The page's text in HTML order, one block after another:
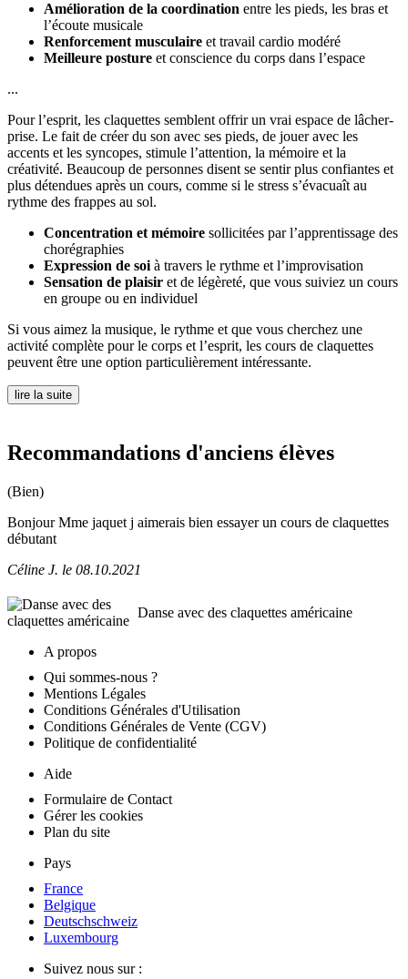
Amélioration de la coordination entre les pieds, les bras et
l’écoute musicale
Renforcement musculaire et travail cardio modéré
Meilleure posture et conscience du corps dans l’espace
...
Pour l’esprit, les claquettes semblent offrir un vrai espace de lâcher-
prise. Le fait de créer du son avec ses pieds, de jouer avec les
accents et les syncopes, stimule l’attention, la mémoire et la
créativité. Beaucoup de personnes disent se sentir plus confiantes et
plus détendues après un cours, comme si le stress s’évacuaît au
rythme des frappes au sol.
Concentration et mémoire sollicitées par l’apprentissage des
chorégraphies
Expression de soi à travers le rythme et l’improvisation
Sensation de plaisir et de légèreté, que vous suiviez un cours
en groupe ou en individuel
Si vous aimez la musique, le rythme et que vous cherchez une
activité complète pour le corps et l’esprit, les cours de claquettes
peuvent être une option particulièrement intéressante.
lire la suite
Recommandations d'anciens élèves
(Bien)
Bonjour Mme jaquet j aimerais bien essayer un cours de claquettes
débutant
Céline J. le 08.10.2021
Danse avec des claquettes américaine
A propos
Qui sommes-nous ?
Mentions Légales
Conditions Générales d'Utilisation
Conditions Générales de Vente (CGV)
Politique de confidentialité
Aide
Formulaire de Contact
Gérer les cookies
Plan du site
Pays
France
Belgique
Deutschschweiz
Luxembourg
Suivez nous sur :